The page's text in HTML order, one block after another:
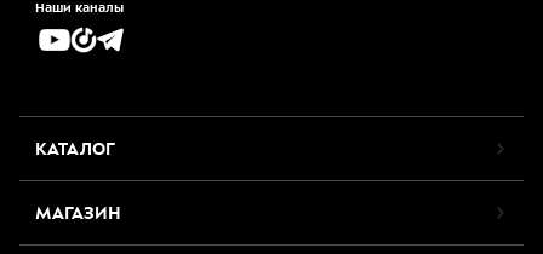
Наши каналы
КАТАЛОГ
МАГАЗИН